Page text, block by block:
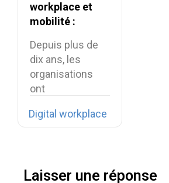
workplace et
mobilité :
connecter les
collaborateurs
terrain ?
Depuis plus de
dix ans, les
organisations
ont
transformé leur
Digital workplace
Laisser une réponse